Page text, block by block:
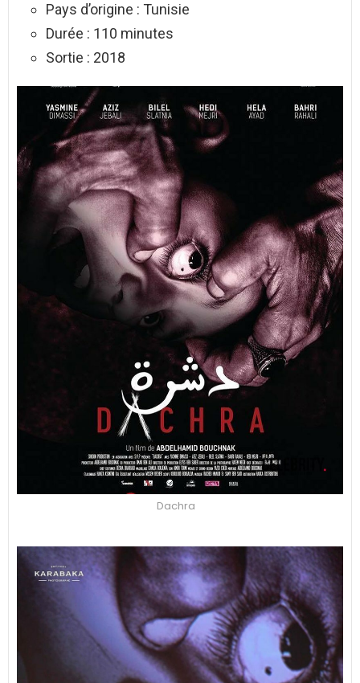
Pays d’origine : Tunisie
Durée : 110 minutes
Sortie : 2018
Dachra